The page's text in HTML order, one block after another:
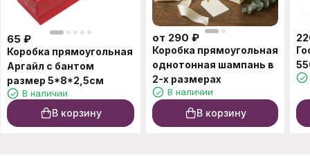
65 ₽
Коробка прямоугольная
Аргайл с бантом
размер 5*8*2,5см
В наличии
В корзину
от 290 ₽
Коробка прямоугольная
однотонная шампань в
2-х размерах
В наличии
В корзину